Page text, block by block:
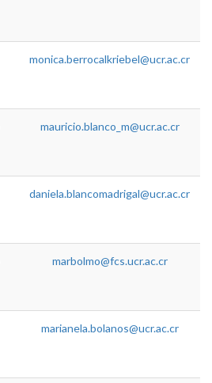
monica.berrocalkriebel@ucr.ac.cr
mauricio.blanco_m@ucr.ac.cr
daniela.blancomadrigal@ucr.ac.cr
marbolmo@fcs.ucr.ac.cr
marianela.bolanos@ucr.ac.cr